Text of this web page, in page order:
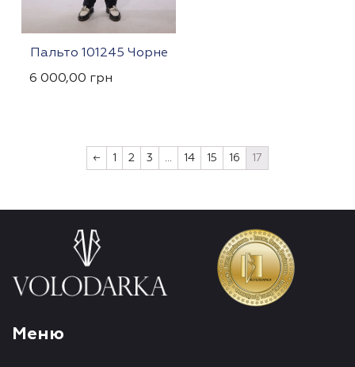
Пальто 101245 Чорне
6 000,00 грн
← 1 2 3 … 14 15 16 17
Меню